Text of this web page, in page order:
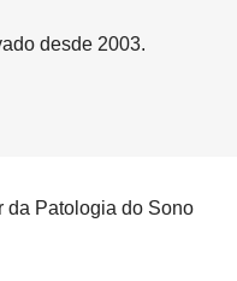
desde 2003.
da Patologia do Sono